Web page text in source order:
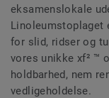
eksamenslokale
Linoleumstoplaget
for slid, ridser og
vores unikke xf² ™
holdbarhed, nem
vedligeholdelse.